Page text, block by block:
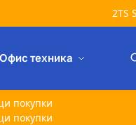
2TS
техника
покупки
покупки